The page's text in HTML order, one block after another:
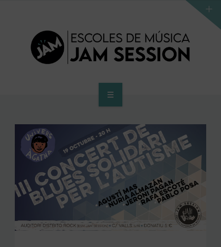
ESCUELA
PROGRAMA DE ACCESO AL SUPERIOR
CENTRO SUPERIOR
FUNDACIÓN JAM